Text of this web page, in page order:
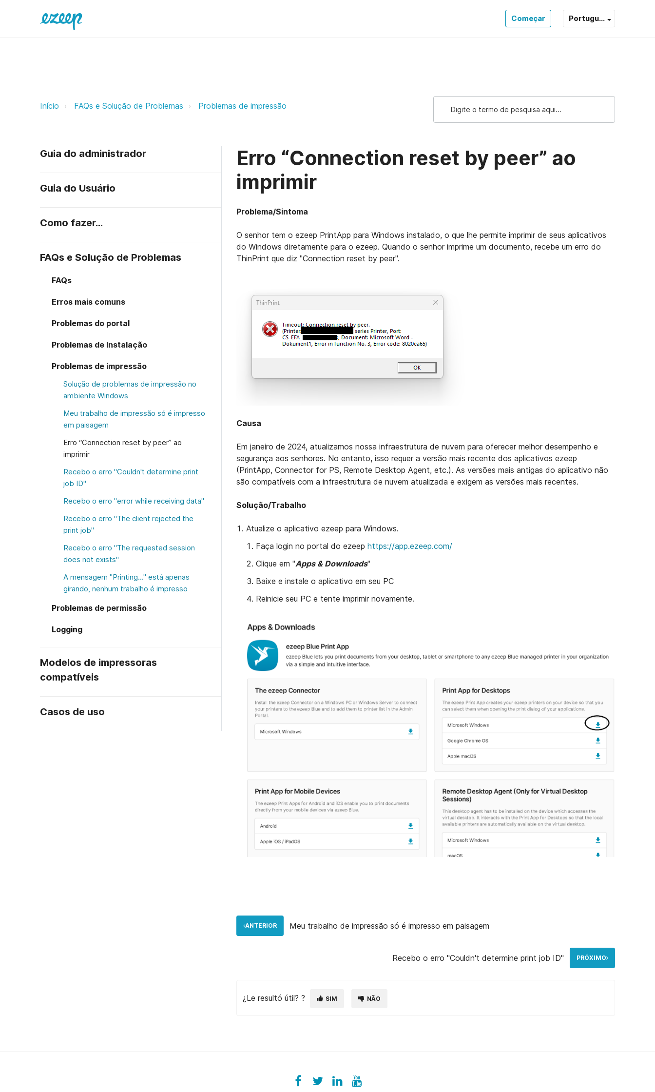
Começar Portugu...
Erro “Connection reset by peer” ao imprimir ezeep Support Support
Início FAQs e Solução de Problemas Problemas de impressão
Guia do administrador
Guia do Usuário
Como fazer...
FAQs e Solução de Problemas
FAQs
Erros mais comuns
Problemas do portal
Problemas de Instalação
Problemas de impressão
Solução de problemas de impressão no
ambiente Windows
Meu trabalho de impressão só é impresso
em paisagem
Erro “Connection reset by peer” ao
imprimir
Recebo o erro "Couldn't determine print
job ID"
Recebo o erro "error while receiving data"
Recebo o erro "The client rejected the
print job"
Recebo o erro "The requested session
does not exists"
A mensagem "Printing..." está apenas
girando, nenhum trabalho é impresso
Problemas de permissão
Logging
Modelos de impressoras
compatíveis
Casos de uso
Erro “Connection reset by peer” ao
imprimir
Problema/Sintoma
O senhor tem o ezeep PrintApp para Windows instalado, o que lhe permite imprimir de seus aplicativos
do Windows diretamente para o ezeep. Quando o senhor imprime um documento, recebe um erro do
ThinPrint que diz "Connection reset by peer".
Causa
Em janeiro de 2024, atualizamos nossa infraestrutura de nuvem para oferecer melhor desempenho e
segurança aos senhores. No entanto, isso requer a versão mais recente dos aplicativos ezeep
(PrintApp, Connector for PS, Remote Desktop Agent, etc.). As versões mais antigas do aplicativo não
são compatíveis com a infraestrutura de nuvem atualizada e exigem as versões mais recentes.
Solução/Trabalho
Atualize o aplicativo ezeep para Windows.
Faça login no portal do ezeephttps://app.ezeep.com/
Clique em "Apps & Downloads"
Baixe e instale o aplicativo em seu PC
Reinicie seu PC e tente imprimir novamente.
ANTERIOR Meu trabalho de impressão só é impresso em paisagem
Recebo o erro "Couldn't determine print job ID" PRÓXIMO
¿Le resultó útil? ? SIM NÃO
Facebook
ezeeplive
Twitter
ezeepLinkedIn
ezeepYouTube
UColzdFFC8r7bS1nCutKrDMg